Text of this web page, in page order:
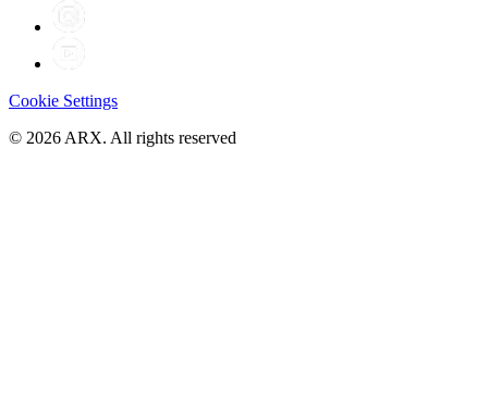
Cookie Settings
© 2026 ARX. All rights reserved